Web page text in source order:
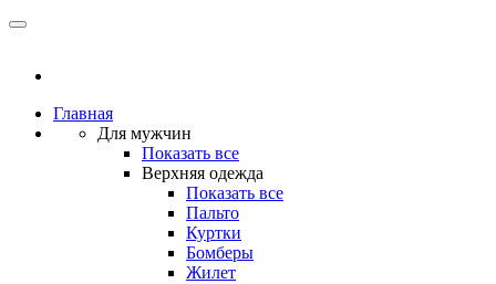
Главная
Для мужчин
Показать все
Верхняя одежда
Показать все
Пальто
Куртки
Бомберы
Жилет